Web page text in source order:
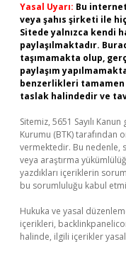
Yasal Uyarı: Bu
veya şahıs şirketi ile
Sitede yalnızca kendi
paylaşılmaktadır.
taşımamakta olup,
paylaşım
benzerlikleri
taslak halindedir ve
Sitemiz, 5651 Sayılı
Kurumu (BTK) tarafından
vermektedir. Bu nedenle,
veya araştırma
yazdıkları içeriklerin
bu sorumluluğu kabul
Hukuka ve yasal
içerikleri,
halinde, ilgili içerikler